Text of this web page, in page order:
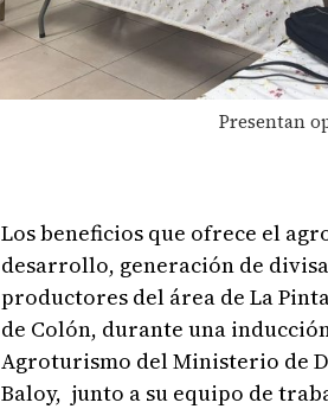
Presentan
Los beneficios que ofrece el
desarrollo, generación de
productores del área de La
de Colón, durante una
Agroturismo del Ministerio de
Baloy, junto a su equipo de